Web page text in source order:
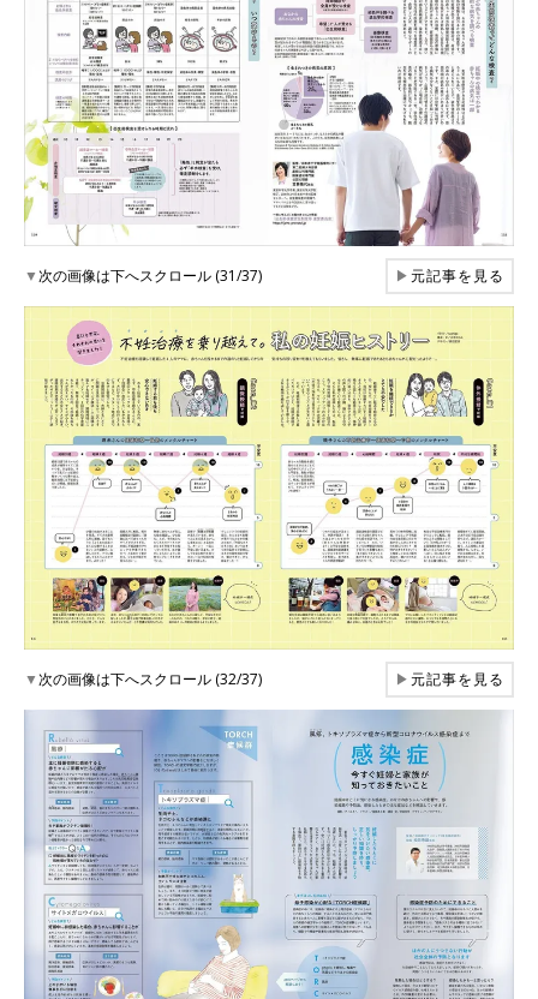
▼次の画像は下へスクロール (31/37) ▶元記事を見る
▼次の画像は下へスクロール (32/37) ▶元記事を見る